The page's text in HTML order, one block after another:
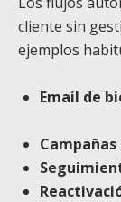
cliente sin
ejemplos
Email de